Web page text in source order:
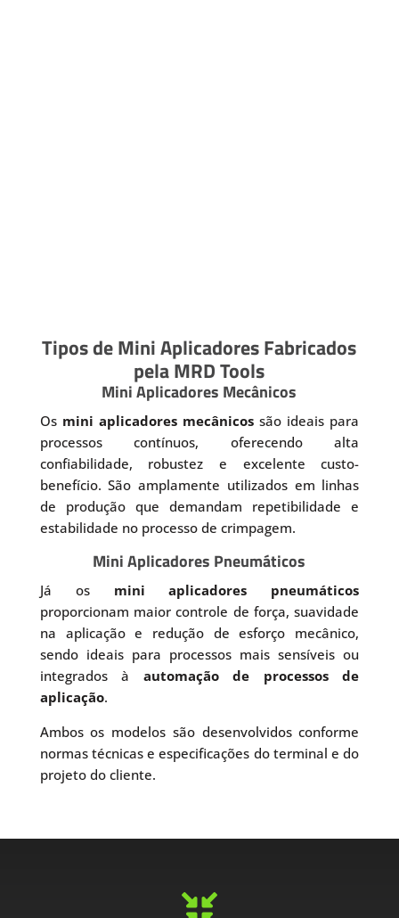
Tipos de Mini Aplicadores Fabricados
pela MRD Tools
Mini Aplicadores Mecânicos
Os mini aplicadores mecânicos são ideais para
processos contínuos, oferecendo alta
confiabilidade, robustez e excelente custo-
benefício. São amplamente utilizados em linhas
de produção que demandam repetibilidade e
estabilidade no processo de crimpagem.
Mini Aplicadores Pneumáticos
Já os mini aplicadores pneumáticos
proporcionam maior controle de força, suavidade
na aplicação e redução de esforço mecânico,
sendo ideais para processos mais sensíveis ou
integrados à automação de processos de
aplicação.
Ambos os modelos são desenvolvidos conforme
normas técnicas e especificações do terminal e do
projeto do cliente.
